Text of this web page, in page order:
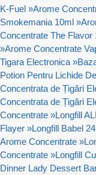
K-Fuel »Arome
Smokemania 10ml »
Concentrate The Flavor
»Arome Concentrate
Tigara Electronica »
Potion Pentru Lichide
Concentrata de Țigări
Concentrata de Țigări
Concentrate »Longfill
Flayer »Longfill Babel
Arome Concentrate »
Concentrate »Longfill
Dinner Lady Dessert